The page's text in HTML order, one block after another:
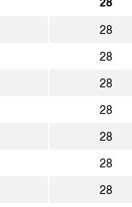
ETB SW Essen
Alemannia Aachen
VfR Übach-Palenberg
28
28
28
28
28
28
28